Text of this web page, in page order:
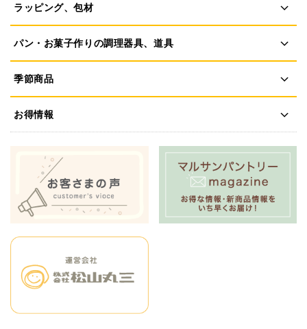
ラッピング、包材
パン・お菓子作りの調理器具、道具
季節商品
お得情報